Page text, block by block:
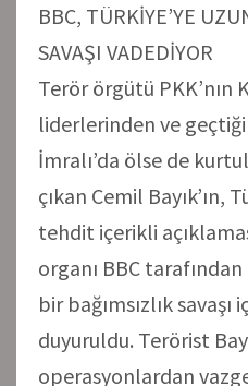
BBC, TÜRKİYE’YE
SAVAŞI VADEDİYOR
Terör örgütü PKK’nın
liderlerinden ve
İmralı’da ölse de
çıkan Cemil Bayık’ın,
tehdit içerikli
organı BBC tarafından
bir bağımsızlık savaşı
duyuruldu. Terörist
operasyonlardan